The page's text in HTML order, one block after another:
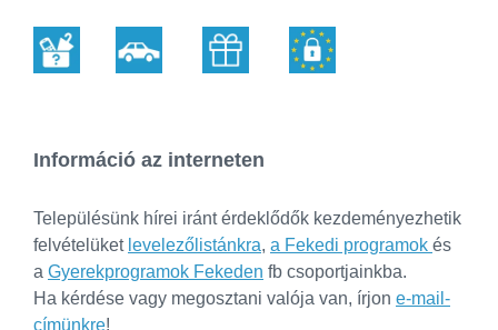
Információ az interneten
Településünk hírei iránt érdeklődők kezdeményezhetik
felvételüket levelezőlistánkra, a Fekedi programok és
a Gyerekprogramok Fekeden fb csoportjainkba.
Ha kérdése vagy megosztani valója van, írjon e-mail-
címünkre!